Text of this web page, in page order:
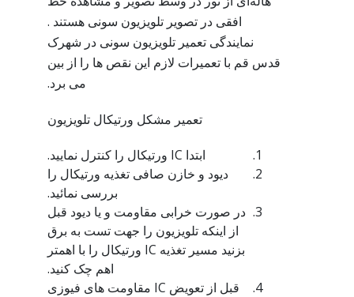
افقی در تصویر تلویزیون سونی هستند .
نمایندگی تعمیر تلویزیون سونی در شهرک
قدس قم با تعمیرات لازم این نقص ها را از بین
می برد.
تعمیر مشکل ورتیکال تلویزیون
ابتدا IC ورتیکال را کنترل نمایید.
دیود و خازن صافی تغذیه ورتیکال را
بررسی نمائید.
در صورت خرابی مقاومت و یا دیود قبل
از اینکه تلویزیون را جهت تست به برق
بزنید مسیر تغذیه IC ورتیکال را با اهمتر
اهم چک کنید.
قبل از تعویض IC مقاومت های فیوزی